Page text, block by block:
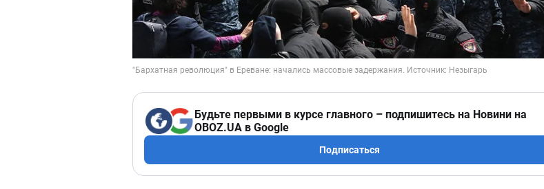
Будьте первыми в курсе главного – подпишитесь на Новини на
OBOZ.UA в Google
Подписаться